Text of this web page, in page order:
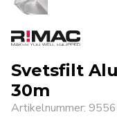
Svetsfilt
30m
Artikelnummer: